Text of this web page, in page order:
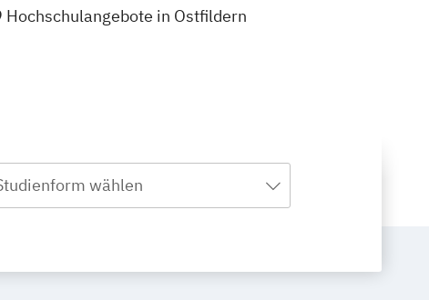
in Ostfildern
wählen